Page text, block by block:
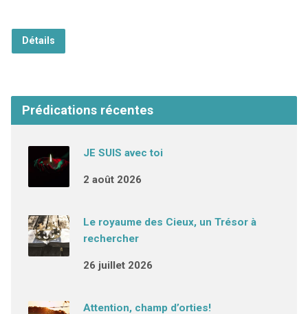
Détails
Prédications récentes
JE SUIS avec toi
2 août 2026
Le royaume des Cieux, un Trésor à
rechercher
26 juillet 2026
Attention, champ d’orties!